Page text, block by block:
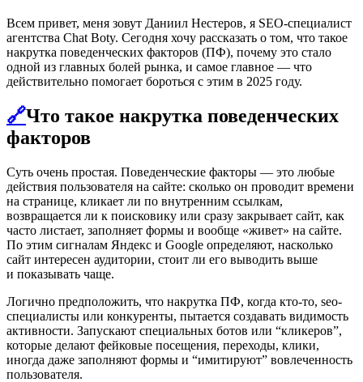
Всем привет, меня зовут Даниил Нестеров, я SEO-специалист
агентства Chat Boty. Сегодня хочу рассказать о том, что такое
накрутка поведенческих факторов (ПФ), почему это стало
одной из главных болей рынка, и самое главное — что
действительно помогает бороться с этим в 2025 году.
🔗Что такое накрутка поведенческих
факторов
Суть очень простая. Поведенческие факторы — это любые
действия пользователя на сайте: сколько он проводит времени
на странице, кликает ли по внутренним ссылкам,
возвращается ли к поисковику или сразу закрывает сайт, как
часто листает, заполняет формы и вообще «живет» на сайте.
По этим сигналам Яндекс и Google определяют, насколько
сайт интересен аудитории, стоит ли его выводить выше
и показывать чаще.
Логично предположить, что накрутка ПФ, когда кто-то, seo-
специалисты или конкуренты, пытается создавать видимость
активности. Запускают специальных ботов или “кликеров”,
которые делают фейковые посещения, переходы, клики,
иногда даже заполняют формы и “имитируют” вовлеченность
пользователя.